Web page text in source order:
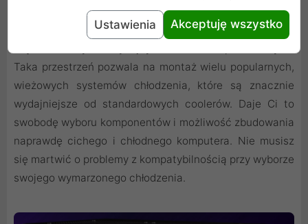
Maks. wysokość chłodzenia CPU: 155 mm. Obsługuje
Taka przestrzeń pozwala na montaż wielu popularnych,
wieżowych systemów chłodzenia, które są znacznie
wydajniejsze od standardowych coolerów. Daje Ci to
swobodę wyboru komponentów i możliwość zbudowania
naprawdę cichego i chłodnego komputera. Nie musisz
się martwić o problemy z kompatybilnością przy wyborze
swojego wymarzonego chłodzenia.
Ustawienia Akceptuję wszystko